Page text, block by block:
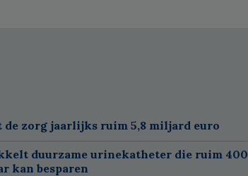
zorg jaarlijks ruim 5,8 miljard euro
duurzame urinekatheter die ruim 400
kan besparen